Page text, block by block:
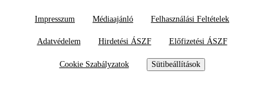
Impresszum Médiaajánló Felhasználási Feltételek
Adatvédelem Hirdetési ÁSZF Előfizetési ÁSZF
Cookie Szabályzatok Sütibeállítások